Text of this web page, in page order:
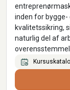
inden for
kvalitetssikring,
naturlig del af